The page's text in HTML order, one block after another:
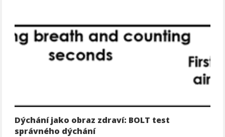
Dýchání jako obraz zdraví: BOLT test
správného dýchání